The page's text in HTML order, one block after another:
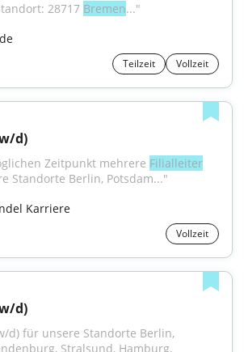
28717 Bremen..."
Teilzeit Vollzeit
d)
Zeit­punkt meh­re­re Fi­li­al­lei­ter
Stand­or­te Ber­lin, Pots­dam..."
Karriere
Vollzeit
d)
d) für unsere Standorte Berlin,